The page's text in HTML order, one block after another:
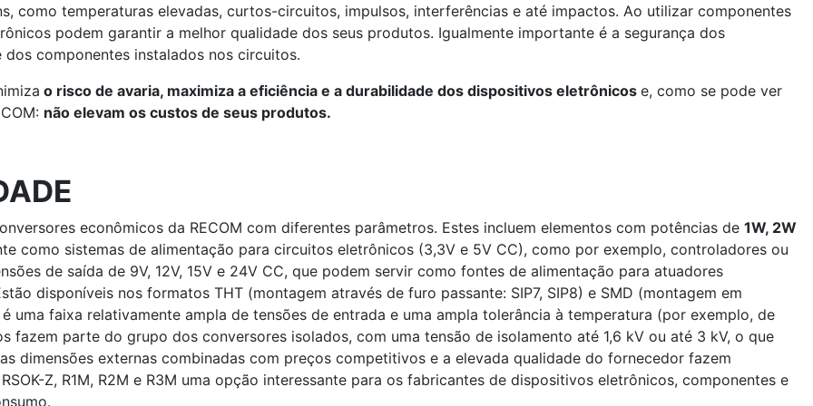
como temperaturas elevadas, curtos-circuitos, impulsos, interferências e até impactos. Ao utilizar componentes
podem garantir a melhor qualidade dos seus produtos. Igualmente importante é a segurança dos
componentes instalados nos circuitos.
o risco de avaria, maximiza a eficiência e a durabilidade dos dispositivos eletrônicos e, como se pode ver
não elevam os custos de seus produtos.
econômicos da RECOM com diferentes parâmetros. Estes incluem elementos com potências de 1W, 2W
como sistemas de alimentação para circuitos eletrônicos (3,3V e 5V CC), como por exemplo, controladores ou
de saída de 9V, 12V, 15V e 24V CC, que podem servir como fontes de alimentação para atuadores
disponíveis nos formatos THT (montagem através de furo passante: SIP7, SIP8) e SMD (montagem em
faixa relativamente ampla de tensões de entrada e uma ampla tolerância à temperatura (por exemplo, de
fazem parte do grupo dos conversores isolados, com uma tensão de isolamento até 1,6 kV ou até 3 kV, o que
dimensões externas combinadas com preços competitivos e a elevada qualidade do fornecedor fazem
RSOK-Z, R1M, R2M e R3M uma opção interessante para os fabricantes de dispositivos eletrônicos, componentes e